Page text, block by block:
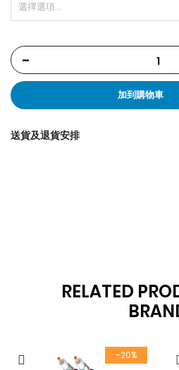
-
加到購物車
送貨及退貨安排
RELATED
-20%